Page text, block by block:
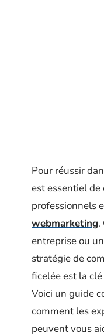
Pour réussir
est essentiel de
professionnels
webmarketing.
entreprise ou
stratégie de
ficelée est la
Voici un guide
comment les
peuvent vous